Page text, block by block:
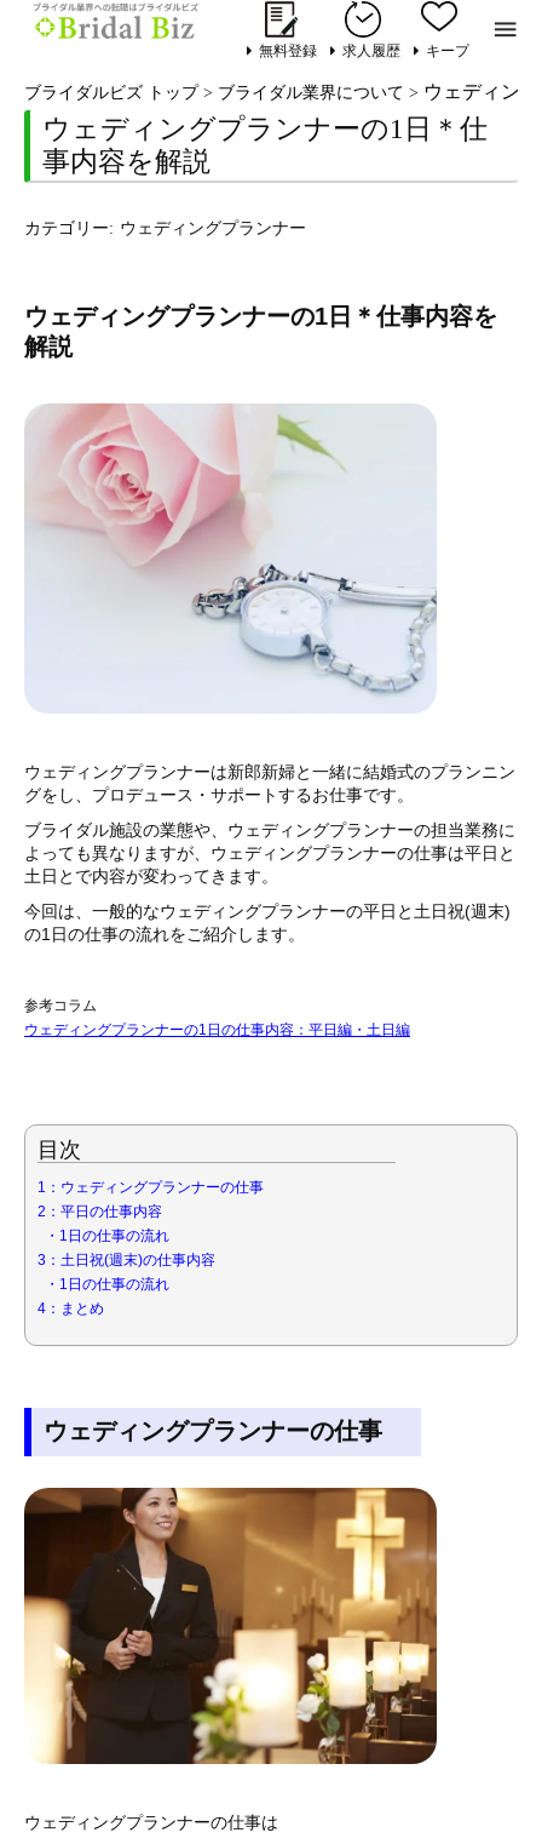

無料登録 求人履歴 キープ
ブライダルビズ トップ> ブライダル業界について > ウェディン
ウェディングプランナーの1日＊仕
事内容を解説
カテゴリー: ウェディングプランナー
ウェディングプランナーの1日＊仕事内容を
解説
ウェディングプランナーは新郎新婦と一緒に結婚式のプランニン
グをし、プロデュース・サポートするお仕事です。
ブライダル施設の業態や、ウェディングプランナーの担当業務に
よっても異なりますが、ウェディングプランナーの仕事は平日と
土日とで内容が変わってきます。
今回は、一般的なウェディングプランナーの平日と土日祝(週末)
の1日の仕事の流れをご紹介します。
参考コラム
ウェディングプランナーの1日の仕事内容：平日編・土日編
目次
1：ウェディングプランナーの仕事
2：平日の仕事内容
・1日の仕事の流れ
3：土日祝(週末)の仕事内容
・1日の仕事の流れ
4：まとめ
ウェディングプランナーの仕事
ウェディングプランナーの仕事は